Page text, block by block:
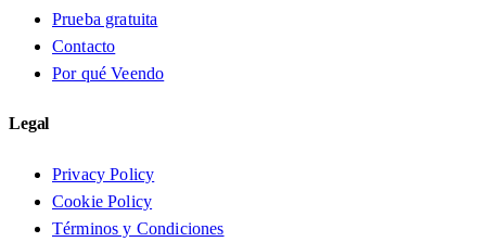
Prueba gratuita
Contacto
Por qué Veendo
Legal
Privacy Policy
Cookie Policy
Términos y Condiciones